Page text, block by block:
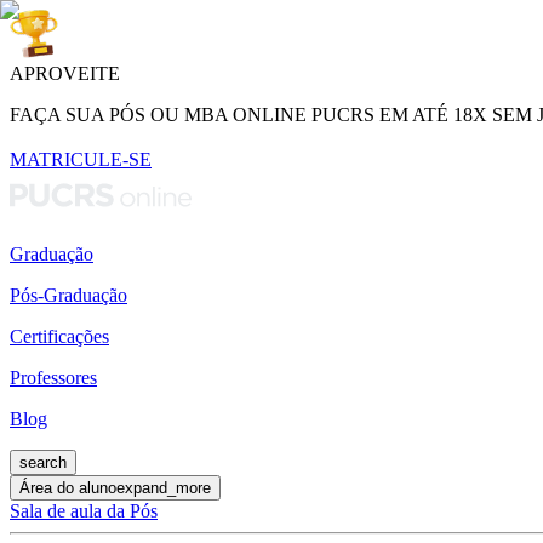
APROVEITE
FAÇA SUA PÓS OU MBA ONLINE PUCRS EM ATÉ 18X SEM
MATRICULE-SE
Graduação
Pós-Graduação
Certificações
Professores
Blog
search
Área do alunoexpand_more
Sala de aula da Pós